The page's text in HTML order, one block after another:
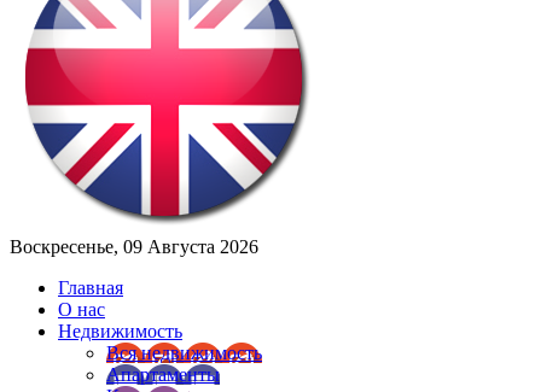
Воскресенье, 09 Августа 2026
Главная
О нас
Недвижимость
Вся недвижимость
Апартаменты